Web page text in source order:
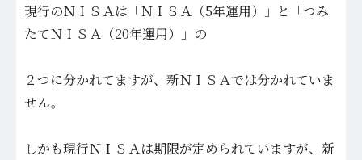
現行のＮＩＳＡは「ＮＩＳＡ（5年運用）」と「つみ
たてＮＩＳＡ（20年運用）」の
２つに分かれてますが、新ＮＩＳＡでは分かれていま
せん。
しかも現行ＮＩＳＡは期限が定められていますが、新